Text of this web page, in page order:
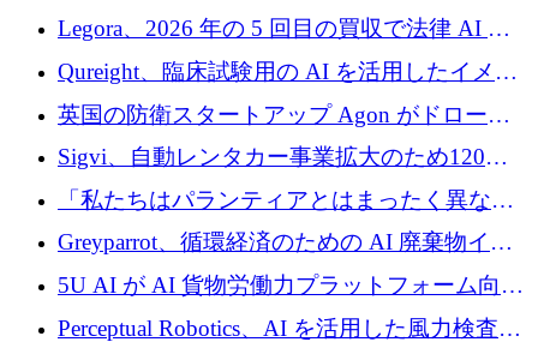
ンを得たロボット ソフトウェアを拡張するた
めに 58 万 5,000 ポンドを調達
Legora、2026 年の 5 回目の買収で法律 AI ス
タートアップ Wexler を買収
Qureight、臨床試験用の AI を活用したイメー
ジング プラットフォームを拡張するためにシ
リーズ B で 2,000 万ドルを確保
英国の防衛スタートアップ Agon がドローン
攻撃に対抗する仮想戦場を構築、3,000 万ドル
を調達
Sigvi、自動レンタカー事業拡大のため120万
ユーロを調達
「私たちはパランティアとはまったく異なる
会社です」とフランス人の「控えめな」後任
者は言う
Greyparrot、循環経済のための AI 廃棄物イン
テリジェンスを拡張するためにシリーズ B で
2,700 万ドルを確保
5U AI が AI 貨物労働力プラットフォーム向け
に 320 万ドルのプレシードを獲得
Perceptual Robotics、AI を活用した風力検査の